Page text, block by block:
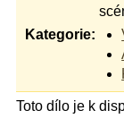
Kategorie:
Toto dílo je k